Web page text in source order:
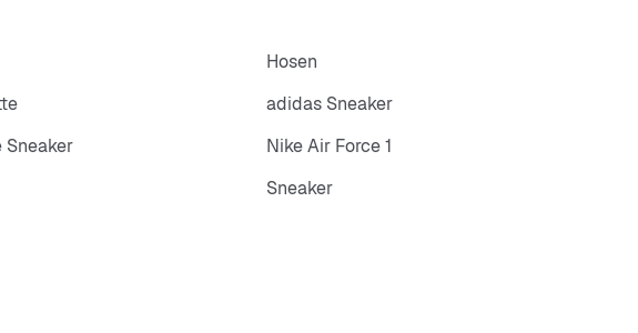
Hosen
adidas Sneaker
Sneaker
Nike Air Force 1
Sneaker